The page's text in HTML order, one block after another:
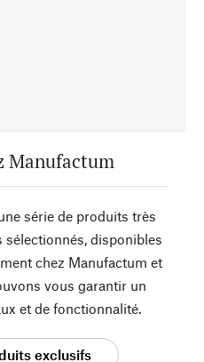
Manufactum
série de produits très
disponibles
chez Manufactum et
vous garantir un
et de fonctionnalité.
exclusifs